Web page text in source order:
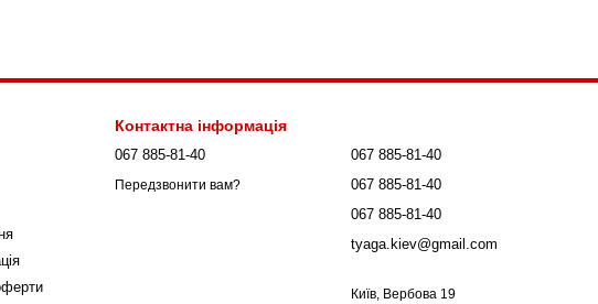
Контактна інформація
067 885-81-40
Передзвонити вам?
067 885-81-40
067 885-81-40
067 885-81-40
tyaga.kiev@gmail.com
Київ, Вербова 19